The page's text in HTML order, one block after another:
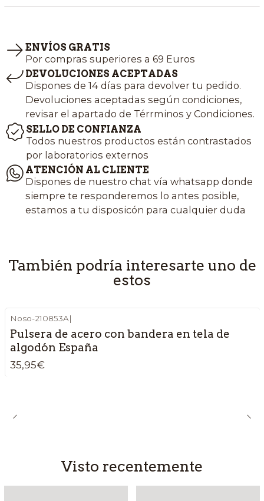
ENVÍOS GRATIS
Por compras superiores a 69 Euros
DEVOLUCIONES ACEPTADAS
Dispones de 14 días para devolver tu pedido.
Devoluciones aceptadas según condiciones,
revisar el apartado de Térrminos y Condiciones.
SELLO DE CONFIANZA
Todos nuestros productos están contrastados
por laboratorios externos
ATENCIÓN AL CLIENTE
Dispones de nuestro chat vía whatsapp donde
siempre te responderemos lo antes posible,
estamos a tu disposicón para cualquier duda
También podría interesarte uno de
estos
Noso-210853A|
Pulsera de acero con bandera en tela de
algodón España
35,95€
Visto recentemente